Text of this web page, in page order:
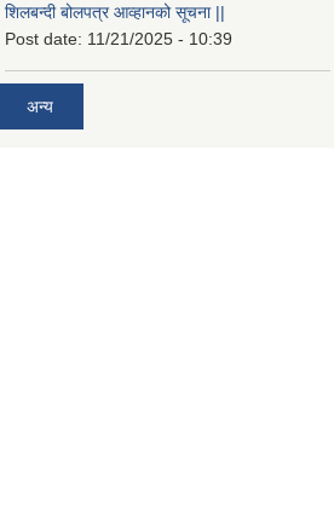
शिलबन्दी बोलपत्र आव्हानको सूचना ||
Post date: 11/21/2025 - 10:39
अन्य